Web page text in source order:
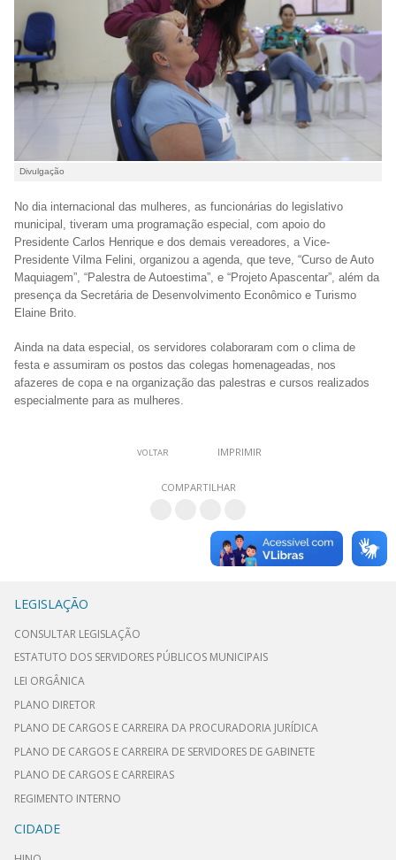
Divulgação
No dia internacional das mulheres, as funcionárias do legislativo
municipal, tiveram uma programação especial, com apoio do
Presidente Carlos Henrique e dos demais vereadores, a Vice-
Presidente Vilma Felini, organizou a agenda, que teve, “Curso de Auto
Maquiagem”, “Palestra de Autoestima”, e “Projeto Apascentar”, além da
presença da Secretária de Desenvolvimento Econômico e Turismo
Elaine Brito.
Ainda na data especial, os servidores colaboraram com o clima de
festa e assumiram os postos das colegas homenageadas, nos
afazeres de copa e na organização das palestras e cursos realizados
especialmente para as mulheres.
VOLTAR IMPRIMIR
COMPARTILHAR
LEGISLAÇÃO
CONSULTAR LEGISLAÇÃO
ESTATUTO DOS SERVIDORES PÚBLICOS MUNICIPAIS
LEI ORGÂNICA
PLANO DIRETOR
PLANO DE CARGOS E CARREIRA DA PROCURADORIA JURÍDICA
PLANO DE CARGOS E CARREIRA DE SERVIDORES DE GABINETE
PLANO DE CARGOS E CARREIRAS
REGIMENTO INTERNO
CIDADE